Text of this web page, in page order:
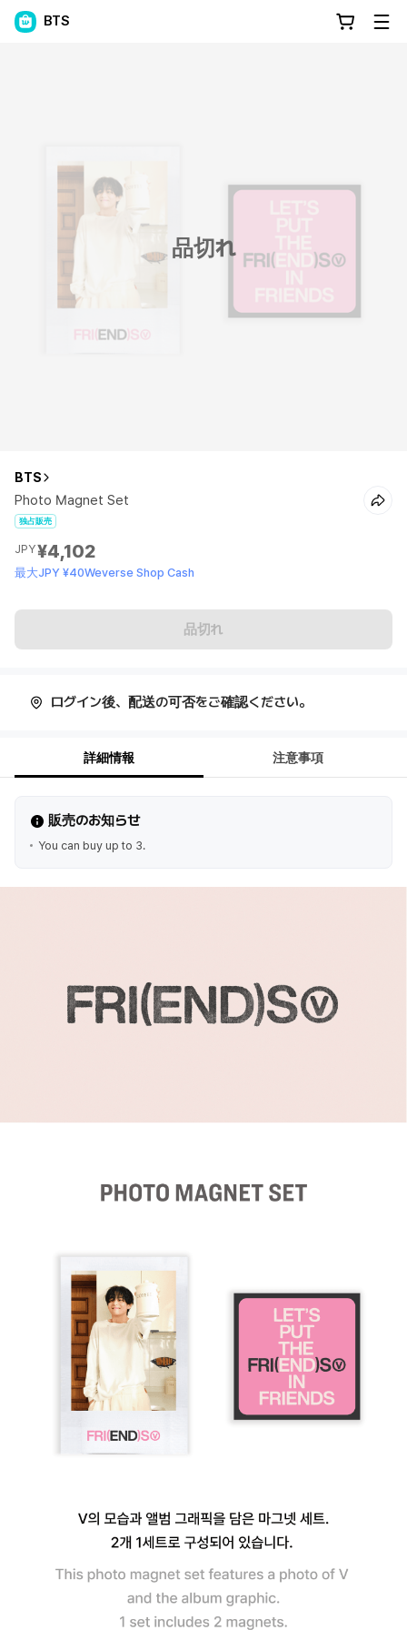
BTS
品切れ
BTS
Photo Magnet Set
独占販売
JPY¥4,102
最大JPY ¥40Weverse Shop Cash
品切れ
ログイン後、配送の可否をご確認ください。
詳細情報 注意事項
販売のお知らせ
You can buy up to 3.